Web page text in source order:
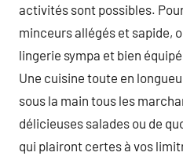
activités sont possibles.
minceurs allégés et sapide,
lingerie sympa et bien
Une cuisine toute en
sous la main tous les
délicieuses salades ou de
qui plairont certes à vos